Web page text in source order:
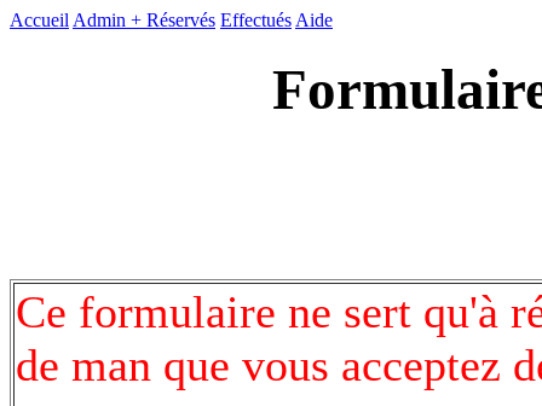
Accueil Admin + Réservés Effectués Aide
Ce formulaire ne sert qu'à
de man que vous acceptez